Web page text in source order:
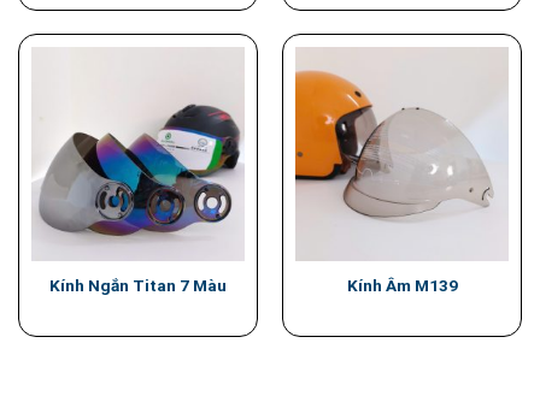
Kính Ngắn Titan 7 Màu Kính Âm M139